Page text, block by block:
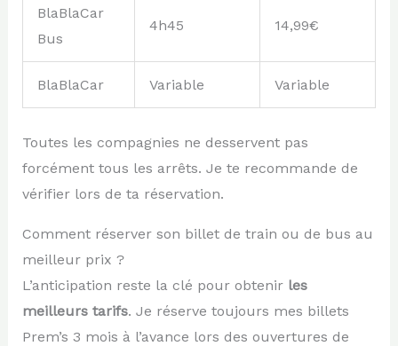
BlaBlaCar
Bus
4h45 14,99€
BlaBlaCar Variable Variable
Toutes les compagnies ne desservent pas
forcément tous les arrêts. Je te recommande de
vérifier lors de ta réservation.
Comment réserver son billet de train ou de bus au
meilleur prix ?
L’anticipation reste la clé pour obtenir les
meilleurs tarifs. Je réserve toujours mes billets
Prem’s 3 mois à l’avance lors des ouvertures de